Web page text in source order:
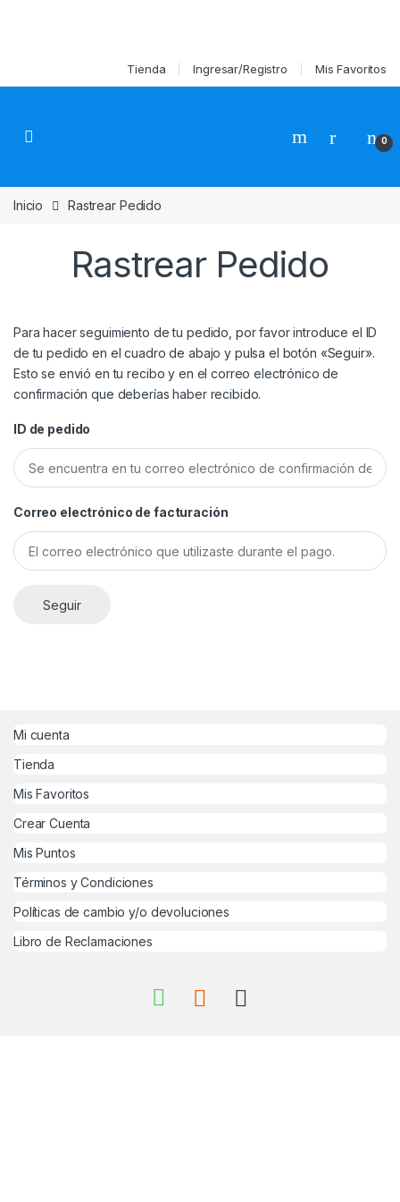
Tienda Ingresar/Registro Mis Favoritos
0
Inicio Rastrear Pedido
Rastrear Pedido
Para hacer seguimiento de tu pedido, por favor introduce el ID
de tu pedido en el cuadro de abajo y pulsa el botón «Seguir».
Esto se envió en tu recibo y en el correo electrónico de
confirmación que deberías haber recibido.
ID de pedido
Correo electrónico de facturación
Seguir
Mi cuenta
Tienda
Mis Favoritos
Crear Cuenta
Mis Puntos
Términos y Condiciones
Políticas de cambio y/o devoluciones
Libro de Reclamaciones